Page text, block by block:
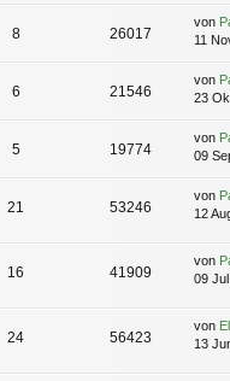
8 26017
von
11
6 21546
von
23
5 19774
von
09
21 53246
von
12
16 41909
von
09
24 56423
von
13